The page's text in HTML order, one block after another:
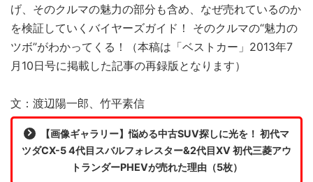
げ、そのクルマの魅力の部分も含め、なぜ売れているのか
を検証していくバイヤーズガイド！ そのクルマの“魅力の
ツボ”がわかってくる！（本稿は「ベストカー」2013年7
月10日号に掲載した記事の再録版となります）
文：渡辺陽一郎、竹平素信
【画像ギャラリー】悩める中古SUV探しに光を！ 初代マ
ツダCX-5 4代目スバルフォレスター&2代目XV 初代三菱アウ
トランダーPHEVが売れた理由（5枚）